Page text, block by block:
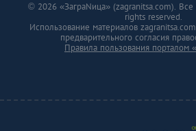
© 2026 «ЗаграNица» (zagranitsa.com).
rights reserved.
Использование материалов
предварительного согласия
Правила пользования порталом